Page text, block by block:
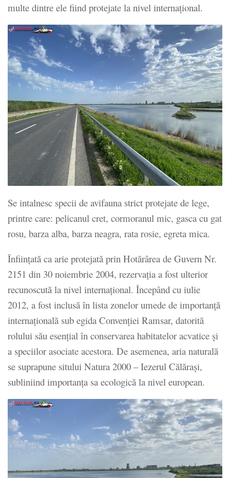
multe dintre ele fiind protejate la nivel internațional.
Se intalnesc specii de avifauna strict protejate de lege,
printre care: pelicanul cret, cormoranul mic, gasca cu gat
rosu, barza alba, barza neagra, rata rosie, egreta mica.
Înființată ca arie protejată prin Hotărârea de Guvern Nr.
2151 din 30 noiembrie 2004, rezervația a fost ulterior
recunoscută la nivel internațional. Începând cu iulie
2012, a fost inclusă în lista zonelor umede de importanță
internațională sub egida Convenției Ramsar, datorită
rolului său esențial în conservarea habitatelor acvatice și
a speciilor asociate acestora. De asemenea, aria naturală
se suprapune sitului Natura 2000 – Iezerul Călărași,
subliniind importanța sa ecologică la nivel european.